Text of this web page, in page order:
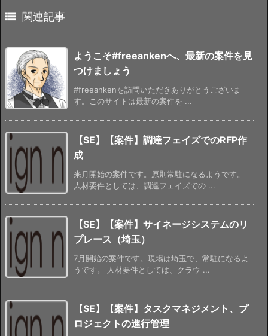
 関連記事
ようこそ#freeankenへ、最新の案件を見
つけましょう
#freeankenを訪問いただきありがとうございま
す。このサイトは最新の案件を ...
【SE】【案件】調達フェイズでのRFP作
成
来月開始の案件です。原則常駐になるようです。
人材要件としては、調達フェイズでの ...
【SE】【案件】サイネージシステムのリ
プレース（埼玉）
7月開始の案件です。現場は埼玉で、常駐になるよ
うです。 人材要件としては、クラウ ...
【SE】【案件】タスクマネジメント、プ
ロジェクトの進行管理